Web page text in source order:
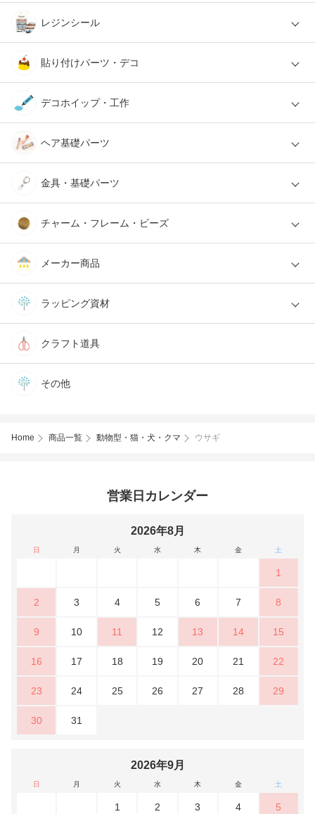
レジンシール
貼り付けパーツ・デコ
デコホイップ・工作
ヘア基礎パーツ
金具・基礎パーツ
チャーム・フレーム・ビーズ
メーカー商品
ラッピング資材
クラフト道具
その他
Home 商品一覧 動物型・猫・犬・クマ ウサギ
営業日カレンダー
2026年8月
日 月 火 水 木 金 土
1
2 3 4 5 6 7 8
9 10 11 12 13 14 15
16 17 18 19 20 21 22
23 24 25 26 27 28 29
30 31
2026年9月
日 月 火 水 木 金 土
1 2 3 4 5